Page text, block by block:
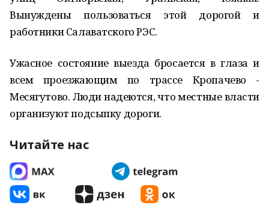
Вынуждены пользоваться этой дорогой и
работники Салаватского РЭС.
Ужасное состояние выезда бросается в глаза и
всем проезжающим по трассе Кропачево -
Месягутово. Люди надеются, что местные власти
организуют подсыпку дороги.
Читайте нас